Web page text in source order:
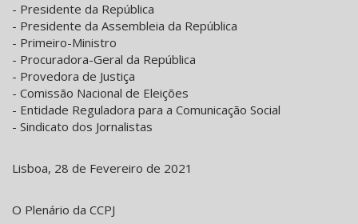
- Presidente da República
- Presidente da Assembleia da República
- Primeiro-Ministro
- Procuradora-Geral da República
- Provedora de Justiça
- Comissão Nacional de Eleições
- Entidade Reguladora para a Comunicação Social
- Sindicato dos Jornalistas
Lisboa, 28 de Fevereiro de 2021
O Plenário da CCPJ